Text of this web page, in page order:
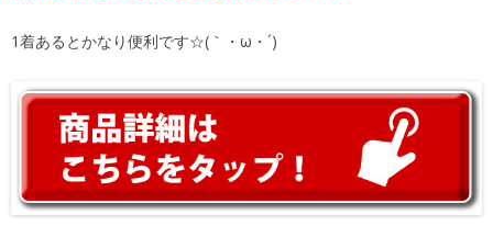
1着あるとかなり便利です☆(｀・ω・´)ゞ